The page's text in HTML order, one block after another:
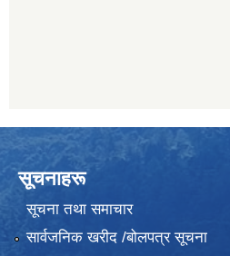
सूचनाहरू
सूचना तथा समाचार
सार्वजनिक खरीद /बोलपत्र सूचना